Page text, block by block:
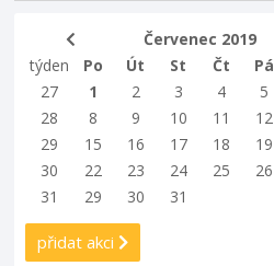
Červenec 2019
týden
Po Út St Čt Pá
27
1 2 3 4 5
28
8 9 10 11 12
29
15 16 17 18 19
30
22 23 24 25 26
31
29 30 31
přidat akci